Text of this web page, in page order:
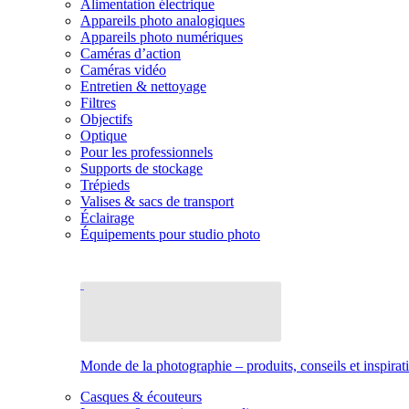
Alimentation électrique
Appareils photo analogiques
Appareils photo numériques
Caméras d’action
Caméras vidéo
Entretien & nettoyage
Filtres
Objectifs
Optique
Pour les professionnels
Supports de stockage
Trépieds
Valises & sacs de transport
Éclairage
Équipements pour studio photo
Monde de la photographie – produits, conseils et
Casques & écouteurs